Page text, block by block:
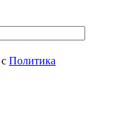
Политика